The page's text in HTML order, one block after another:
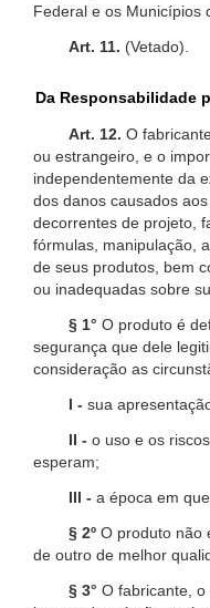
Federal e os Municípios
Art. 11. (Vetado).
Da Responsabilidade
Art. 12. O
ou estrangeiro, e o
independentemente da
dos danos causados
decorrentes de projeto,
fórmulas, manipulação,
de seus produtos, bem
ou inadequadas sobre
§ 1° O produto é
segurança que dele
consideração as
I - sua
II - o uso e os
esperam;
III - a época em
§ 2º O produto não
de outro de melhor
§ 3° O fabricante,